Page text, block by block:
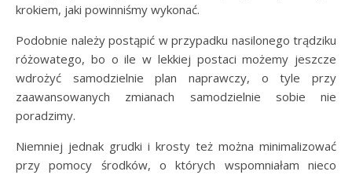
krokiem, jaki powinniśmy wykonać.
Podobnie należy postąpić w przypadku nasilonego trądziku
różowatego, bo o ile w lekkiej postaci możemy jeszcze
wdrożyć samodzielnie plan naprawczy, o tyle przy
zaawansowanych zmianach samodzielnie sobie nie
poradzimy.
Niemniej jednak grudki i krosty też można minimalizować
przy pomocy środków, o których wspomniałam nieco